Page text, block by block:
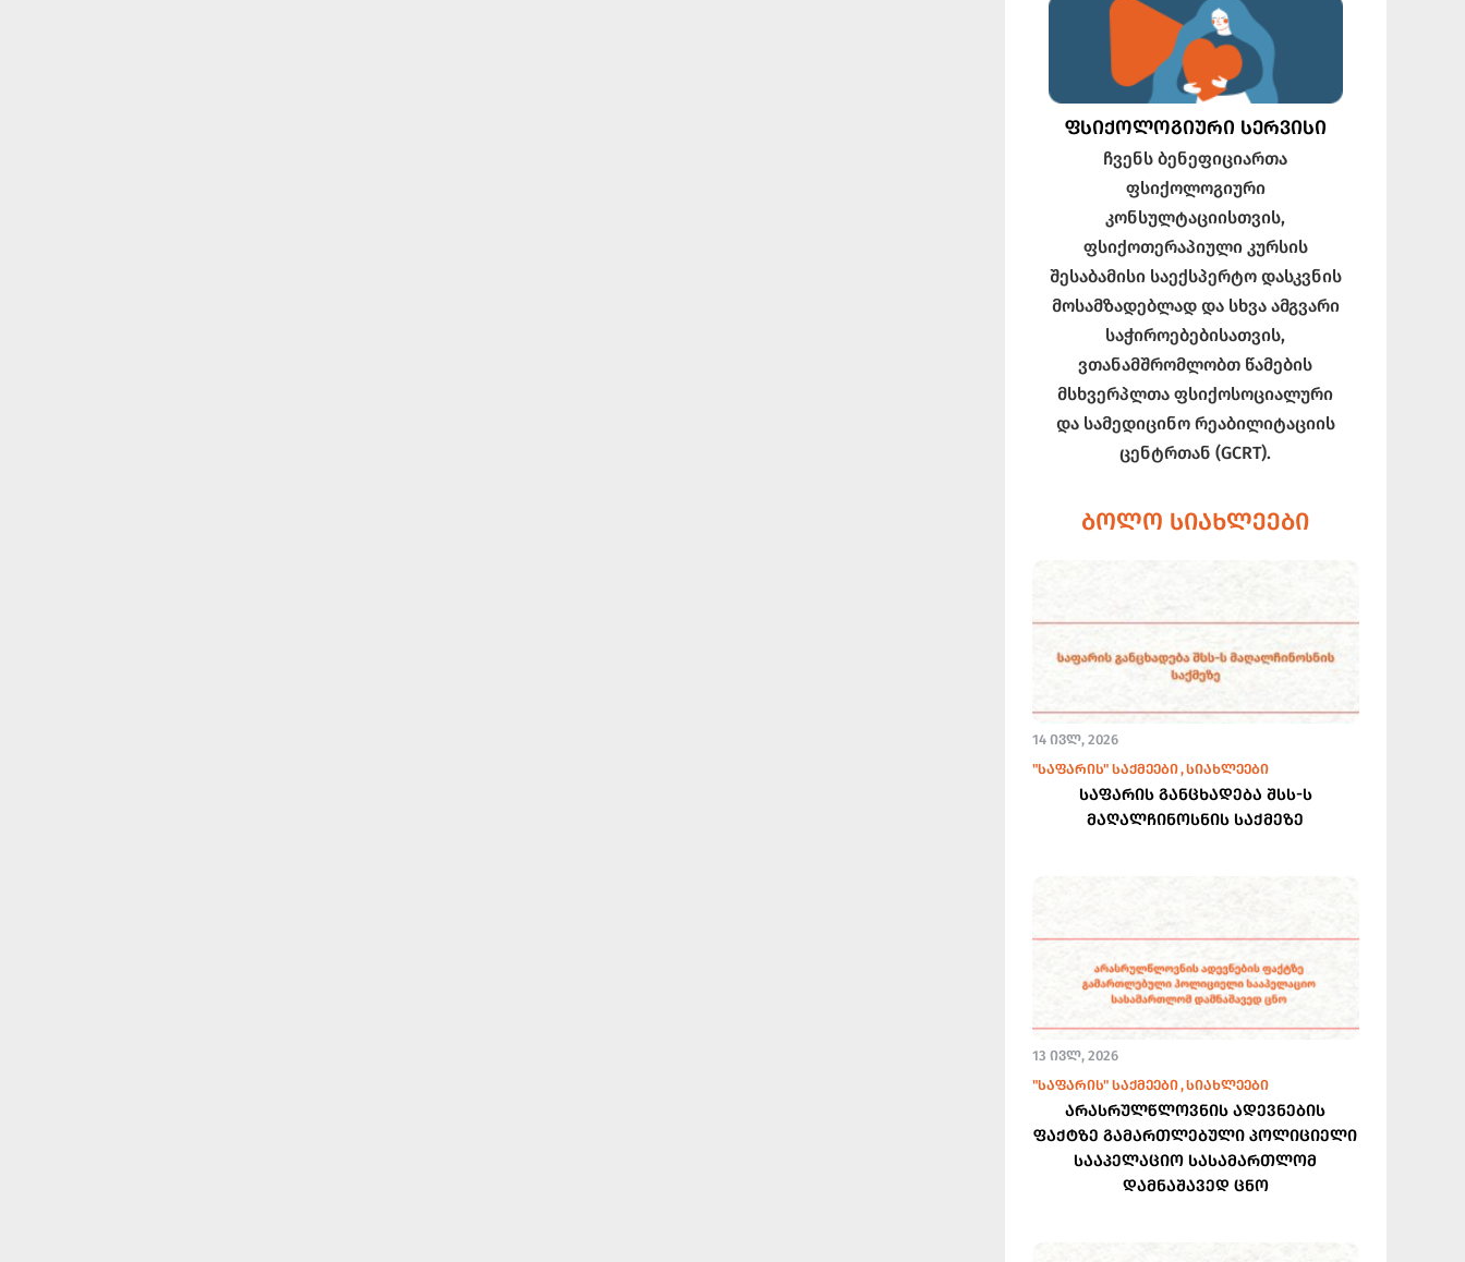
ᲤᲡᲘᲥᲝᲚᲝᲒᲘᲣᲠᲘ ᲡᲔᲠᲕᲘᲡᲘ
ჩვენს ბენეფიციართა
ფსიქოლოგიური
კონსულტაციისთვის,
ფსიქოთერაპიული კურსის
შესაბამისი საექსპერტო დასკვნის
მოსამზადებლად და სხვა ამგვარი
საჭიროებებისათვის,
ვთანამშრომლობთ წამების
მსხვერპლთა ფსიქოსოციალური
და სამედიცინო რეაბილიტაციის
ცენტრთან (GCRT).
ᲑᲝᲚᲝ ᲡᲘᲐᲮᲚᲔᲔᲑᲘ
14 ᲘᲕᲚ, 2026
"ᲡᲐᲤᲐᲠᲘᲡ" ᲡᲐᲥᲛᲔᲔᲑᲘ ᲡᲘᲐᲮᲚᲔᲔᲑᲘ
საფარის განცხადება შსს-ს
მაღალჩინოსნის საქმეზე
13 ᲘᲕᲚ, 2026
"ᲡᲐᲤᲐᲠᲘᲡ" ᲡᲐᲥᲛᲔᲔᲑᲘ ᲡᲘᲐᲮᲚᲔᲔᲑᲘ
არასრულწლოვნის ადევნების
ფაქტზე გამართლებული პოლიციელი
სააპელაციო სასამართლომ
დამნაშავედ ცნო